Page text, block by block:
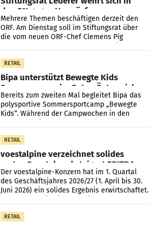
den SN gegen Vorwürfe
Mehrere Themen beschäftigen derzeit den
ORF. Am Dienstag soll im Stiftungsrat über
die vom neuen ORF-Chef Clemens Pig
RETAIL
Bipa unterstützt Bewegte Kids
Sommercamps im Osten Österreichs
Bereits zum zweiten Mal begleitet Bipa das
polysportive Sommersportcamp „Bewegte
Kids“. Während der Campwochen in den
RETAIL
voestalpine verzeichnet solides
erstes Quartal und steigert EBITDA
Der voestalpine-Konzern hat im 1. Quartal
des Geschäftsjahres 2026/27 (1. April bis 30.
Juni 2026) ein solides Ergebnis erwirtschaftet.
RETAIL